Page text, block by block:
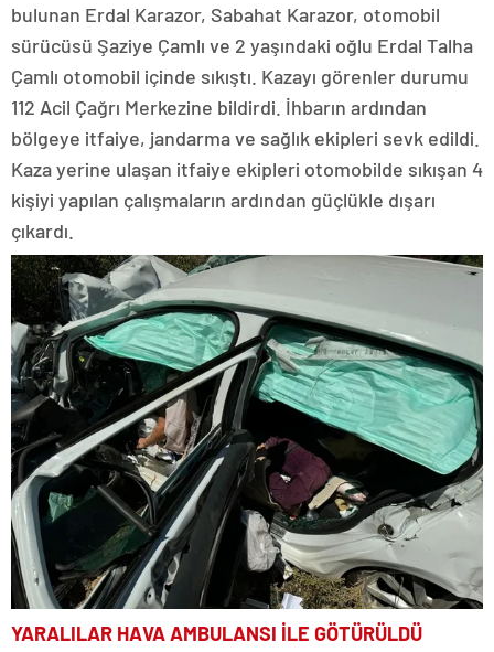
bulunan Erdal Karazor, Sabahat Karazor, otomobil
sürücüsü Şaziye Çamlı ve 2 yaşındaki oğlu Erdal Talha
Çamlı otomobil içinde sıkıştı. Kazayı görenler durumu
112 Acil Çağrı Merkezine bildirdi. İhbarın ardından
bölgeye itfaiye, jandarma ve sağlık ekipleri sevk edildi.
Kaza yerine ulaşan itfaiye ekipleri otomobilde sıkışan 4
kişiyi yapılan çalışmaların ardından güçlükle dışarı
çıkardı.
YARALILAR HAVA AMBULANSI İLE GÖTÜRÜLDÜ